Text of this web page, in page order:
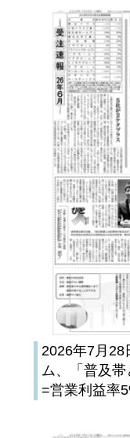
2026年7月28
ム、「普及
=営業利益率